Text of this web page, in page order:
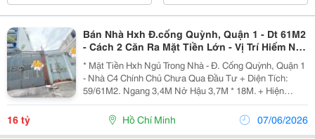
Bán Nhà Hxh Đ.cống Quỳnh, Quận 1 - Dt 61M2
- Cách 2 Căn Ra Mặt Tiền Lớn - Vị Trí Hiếm Nhà
Bán
* Mặt Tiền Hxh Ngủ Trong Nhà - Đ. Cống Quỳnh, Quận 1
- Nhà C4 Chính Chủ Chưa Qua Đầu Tư + Diện Tích:
59/61M2. Ngang 3,4M Nở Hậu 3,7M * 18M. + Hiện
Trạng: C4 - Phù Hợp Chủ Mới Xây Theo Công Năng Sử
Dụng. + Cách 2 Căn Ra Mặt Tiền Lớn. + Ngay Chợ...
16 tỷ Hồ Chí Minh 07/06/2026